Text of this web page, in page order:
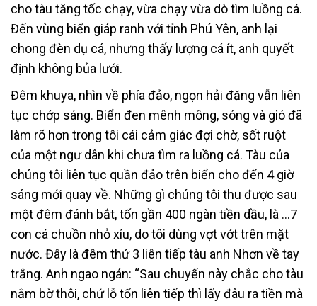
cho tàu tăng tốc chạy, vừa chạy vừa dò tìm luồng cá.
Đến vùng biển giáp ranh với tỉnh Phú Yên, anh lại
chong đèn dụ cá, nhưng thấy lượng cá ít, anh quyết
định không bủa lưới.
Đêm khuya, nhìn về phía đảo, ngọn hải đăng vẫn liên
tục chớp sáng. Biển đen mênh mông, sóng và gió đã
làm rõ hơn trong tôi cái cảm giác đợi chờ, sốt ruột
của một ngư dân khi chưa tìm ra luồng cá. Tàu của
chúng tôi liên tục quần đảo trên biển cho đến 4 giờ
sáng mới quay về. Những gì chúng tôi thu được sau
một đêm đánh bắt, tốn gần 400 ngàn tiền dầu, là …7
con cá chuồn nhỏ xíu, do tôi dùng vợt vớt trên mặt
nước. Đây là đêm thứ 3 liên tiếp tàu anh Nhơn về tay
trắng. Anh ngao ngán: “Sau chuyến này chắc cho tàu
nằm bờ thôi, chứ lỗ tổn liên tiếp thì lấy đâu ra tiền mà